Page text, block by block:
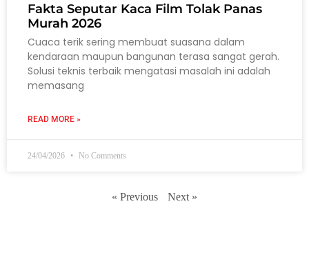
Fakta Seputar Kaca Film Tolak Panas
Murah 2026
Cuaca terik sering membuat suasana dalam
kendaraan maupun bangunan terasa sangat gerah.
Solusi teknis terbaik mengatasi masalah ini adalah
memasang
READ MORE »
24/04/2026 No Comments
« Previous Next »